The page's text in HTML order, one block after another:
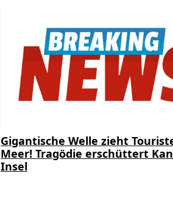
Gigantische Welle zieht
Meer! Tragödie erschüttert
Insel